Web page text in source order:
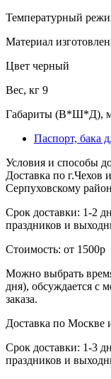
Температурный
Материал
Цвет черный
Вес, кг 9
Габариты (В*Ш*Д),
Паспорт, бака
Условия и способы
Доставка по г.Чехов
Серпуховскому
Срок доставки: 1-2
праздников и
Стоимость: от 1500р
Можно выбрать
дня), обсуждается с
заказа.
Доставка по Москве
Срок доставки: 1-3
праздников и